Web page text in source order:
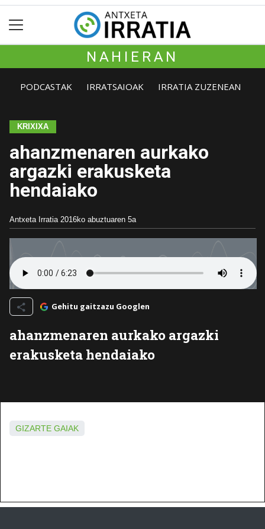
NAHIERAN
PODCASTAK IRRATSAIOAK IRRATIA ZUZENEAN
KRIXIXA
ahanzmenaren aurkako
argazki erakusketa
hendaiako
Antxeta Irratia 2016ko abuztuaren 5a
Gehitu gaitzazu Googlen
ahanzmenaren aurkako argazki
erakusketa hendaiako
GIZARTE GAIAK